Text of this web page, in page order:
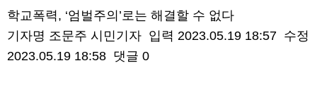
학교폭력, ‘엄벌주의’로는 해결할 수 없다
기자명 조문주 시민기자 입력 2023.05.19 18:57 수정
2023.05.19 18:58 댓글 0